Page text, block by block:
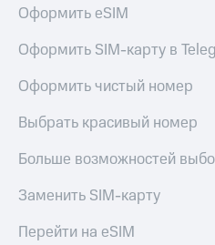
Оформить eSIM
Оформить SIM-карту в
Оформить чистый номер
Выбрать красивый номер
Больше возможностей
Заменить SIM-карту
Перейти на eSIM